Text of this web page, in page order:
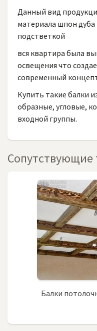
Данный вид
материала шпон
подстветкой
вся квартира была
освещения что
современный
Купить такие балки
образные, угловые,
входной группы.
Сопутствующие
Балки